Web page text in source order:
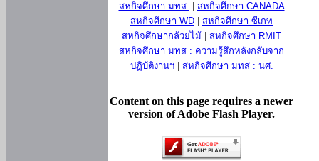
สหกิจศึกษา มทส.
สหกิจศึกษา CANADA
สหกิจศึกษา WD
สหกิจศึกษา ซีเกท
สหกิจศึกษากล้วยไม้
สหกิจศึกษา RMIT
สหกิจศึกษา มทส : ความรู้สึกหลังกลับจาก
ปฏิบัติงานฯ| สหกิจศึกษา มทส : นศ.
Content on this page requires a newer
version of Adobe Flash Player.